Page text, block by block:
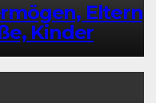
Eltern,
Kinder